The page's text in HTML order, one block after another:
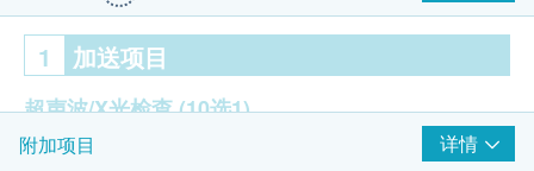
1 加送项目
超声波/X光检查(10选1)
甲状腺超声波
附加项目 详情